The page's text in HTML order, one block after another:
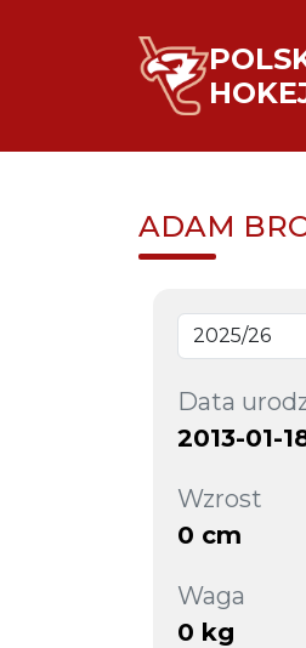
ADAM
Data
2013-01-
Wzrost
0 cm
Waga
0 kg